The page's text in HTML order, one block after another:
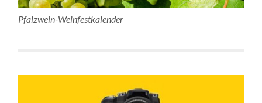
Pfalzwein-Weinfestkalender